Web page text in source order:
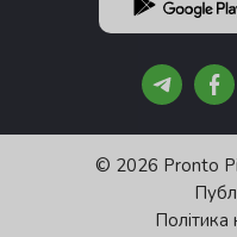
© 2026 Pronto
Політика